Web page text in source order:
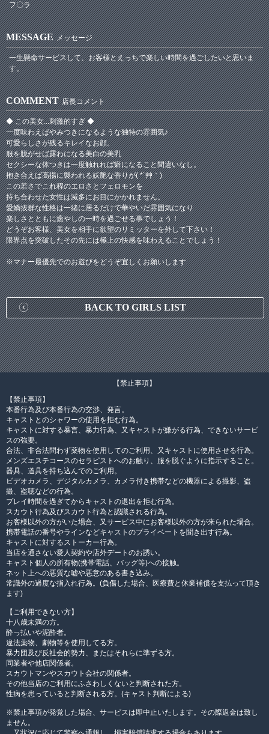
フ〇ラ
MESSAGE メッセージ
一生懸命サービスして、お客様とえっちで楽しい時間を過ごしたいと思いま
す。
COMMENT 店長コメント
◆ この美女...刺激的すぎ ◆
一度味わえばやみつきになるような独特の雰囲気♪
可愛らしさが残るキレイなお顔。
服を脱がせば露わになる美白の美乳
セクシーな体つきは一度触れれば癖になること間違いなし。
抱き合えば高揚に襲われる妖艶な香りが( *´艸｀)
この若さでこれ程のエロさとフェロモンを
持ち合わせた女性は滅多にお目にかかれません。
愛嬌抜群な性格は一緒に居るだけで華やいだ雰囲気になり
楽しさとともに癒やしの一時を過ごせる事でしょう！
どうぞお客様、美女を相手に欲望のリミッターを外して下さい！
限界点を突破したその先には極上の快感を味わえることでしょう！
※マナー最優先でのお遊びをどうぞ宜しくお願いします
BACK TO GIRLS LIST
【禁止事項】
【禁止事項】
本番行為及び本番行為の交渉、発言。
キャストとのシャワーの使用を拒む行為。
キャストに対する暴言、暴力行為、又キャストが嫌がる行為、できないサービ
スの強要。
合法、非合法問わず薬物を使用してのご利用、又キャストに使用させる行為。
メンズエステコースのセラピストへのお触り、服を脱ぐように指示すること。
器具、道具を持ち込んでのご利用。
ビデオカメラ、デジタルカメラ、カメラ付き携帯などの機器による撮影、盗
撮、盗聴などの行為。
プレイ時間を過ぎてからキャストの退出を拒む行為。
スカウト行為及びスカウト行為と認識される行為。
お客様以外の方がいた場合、又サービス中にお客様以外の方が来られた場合。
携帯電話の番号やラインなどキャストのプライベートを聞き出す行為。
キャストに対するストーカー行為。
当店を通さない愛人契約や店外デートのお誘い。
キャスト個人の所有物(携帯電話、バッグ等)への接触。
ネット上への悪質な嘘や悪意のある書き込み。
常識外の過度な指入れ行為。(負傷した場合、医療費と休業補償を支払って頂き
ます)
【ご利用できない方】
十八歳未満の方。
酔っ払いや泥酔者。
違法薬物、劇物等を使用してる方。
暴力団及び反社会的勢力、またはそれらに準ずる方。
同業者や他店関係者。
スカウトマンやスカウト会社の関係者。
その他当店のご利用にふさわしくないと判断された方。
性病を患っていると判断される方。(キャスト判断による)
※禁止事項が発覚した場合、サービスは即中止いたします。その際返金は致し
ません。